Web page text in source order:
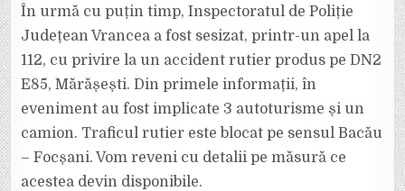
AUTOTURISME
ȘI
UN
CAMION
IMPLICATE
ÎNTR-
MĂRĂȘEȘTI.
TRAFIC
BLOCAT
PE
BACĂU
În urmă cu puțin timp, Inspectoratul de Poliție
Județean Vrancea a fost sesizat, printr-un apel la
112, cu privire la un accident rutier produs pe DN2
E85, Mărășești. Din primele informații, în
eveniment au fost implicate 3 autoturisme și un
camion. Traficul rutier este blocat pe sensul Bacău
– Focșani. Vom reveni cu detalii pe măsură ce
acestea devin disponibile.